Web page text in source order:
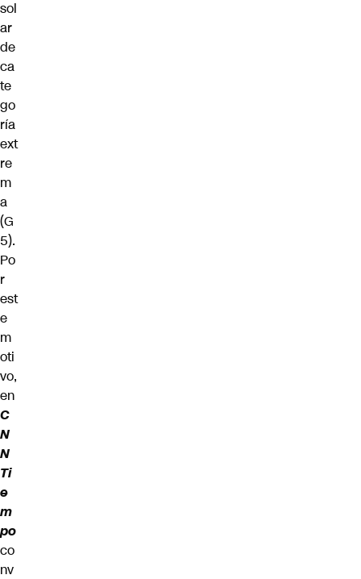
sol
ar
de
ca
te
go
ría
ext
re
m
a
(G
5).
Po
r
est
e
m
oti
vo,
en
C
N
N
Ti
e
m
po
co
nv